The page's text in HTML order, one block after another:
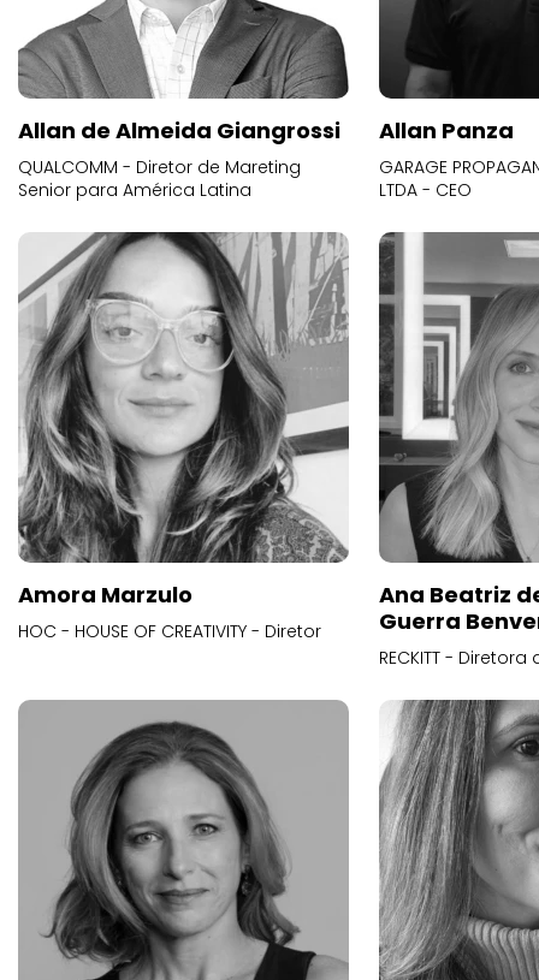
Allan de Almeida Giangrossi
QUALCOMM - Diretor de Mareting
Senior para América Latina
Allan Panza
GARAGE
LTDA - CEO
Amora Marzulo
HOC - HOUSE OF CREATIVITY - Diretor
Ana Beatriz
Guerra
RECKITT -